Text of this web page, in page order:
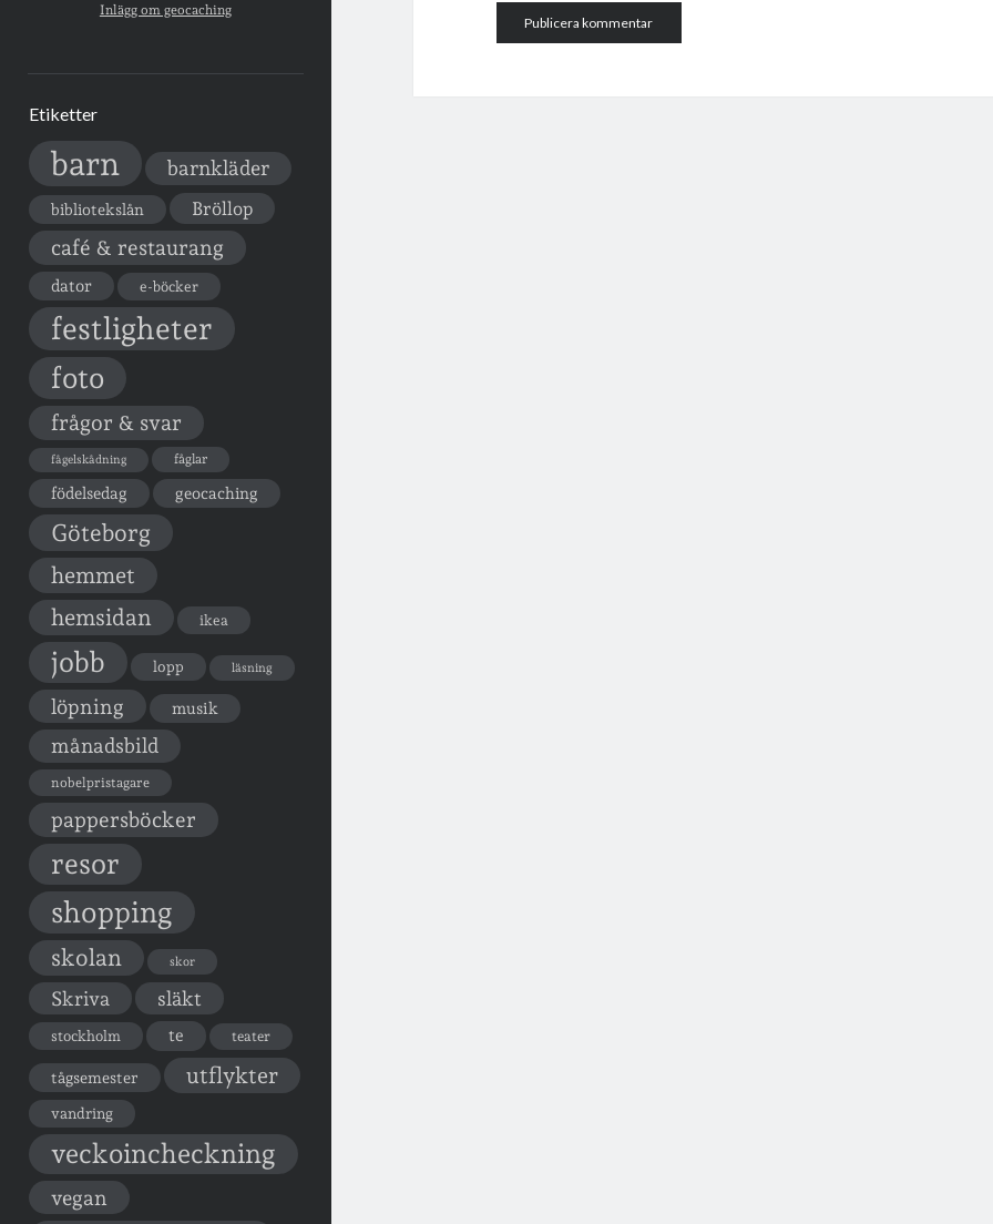
Inlägg om geocaching
Etiketter
barn barnkläder
bibliotekslån Bröllop
café & restaurang
dator e-böcker
festligheter
foto
frågor & svar
fågelskådning fåglar
födelsedag geocaching
Göteborg
hemmet
hemsidan
ikea
jobb lopp läsning
löpning musik
månadsbild
nobelpristagare
pappersböcker
resor
shopping
skolan skor
Skriva släkt
stockholm te teater
tågsemester utflykter
vandring
veckoincheckning
vegan